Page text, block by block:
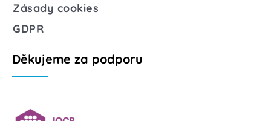
Zásady cookies
GDPR
Děkujeme za podporu